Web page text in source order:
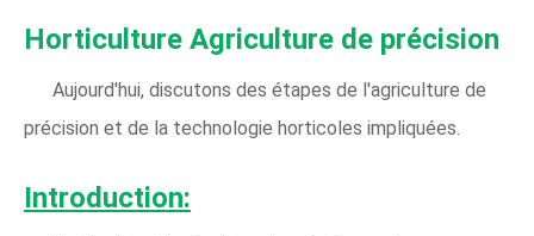
Horticulture Agriculture de précision
Aujourd'hui, discutons des étapes de l'agriculture de
précision et de la technologie horticoles impliquées.
Introduction: